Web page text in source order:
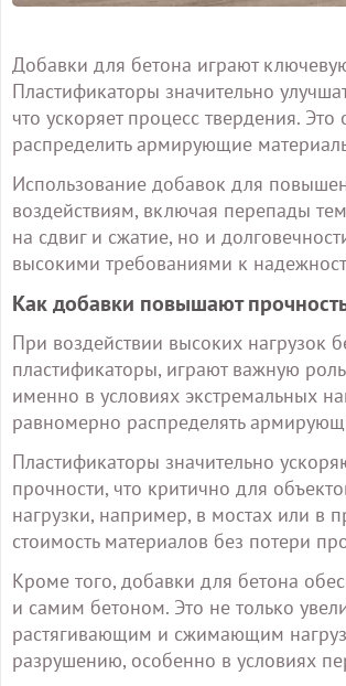
Добавки для бетона играют
Пластификаторы значительно
что ускоряет процесс твердения.
распределить армирующие
Использование добавок для
воздействиям, включая перепады
на сдвиг и сжатие, но и
высокими требованиями к
Как добавки повышают
При воздействии высоких нагрузок
пластификаторы, играют важную
именно в условиях экстремальных
равномерно распределять
Пластификаторы значительно
прочности, что критично для
нагрузки, например, в мостах или в
стоимость материалов без потери
Кроме того, добавки для бетона
и самим бетоном. Это не только
растягивающим и сжимающим
разрушению, особенно в условиях